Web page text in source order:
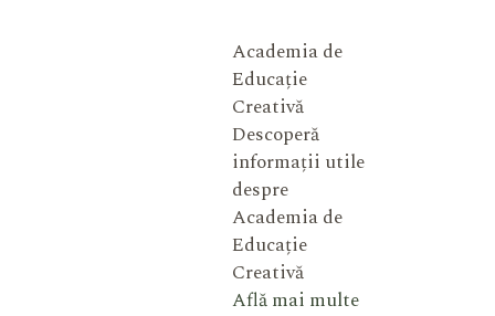
Academia de
Educație
Creativă
Descoperă
informații utile
despre
Academia de
Educație
Creativă
Află mai multe